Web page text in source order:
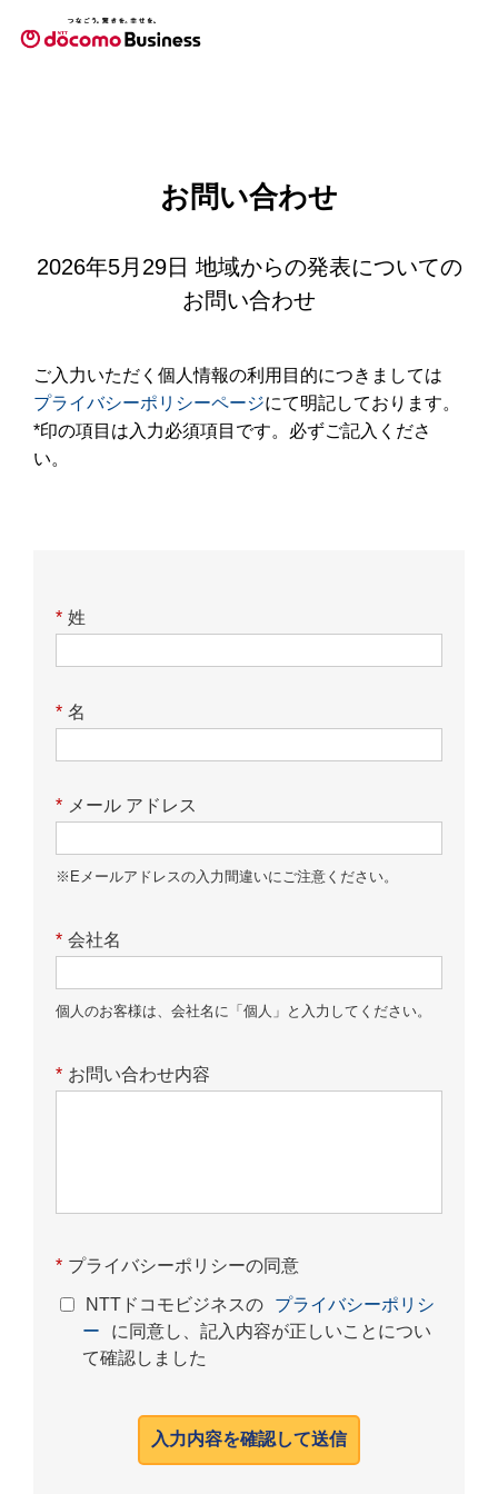
お問い合わせ
2026年5月29日 地域からの発表についての
お問い合わせ
ご入力いただく個人情報の利用目的につきましては
プライバシーポリシーページにて明記しております。
*印の項目は入力必須項目です。必ずご記入くださ
い。
* 姓
* 名
* メール アドレス
※Eメールアドレスの入力間違いにご注意ください。
* 会社名
個人のお客様は、会社名に「個人」と入力してください。
* お問い合わせ内容
* プライバシーポリシーの同意
NTTドコモビジネスの
プライバシーポリシ
ー
に同意し、記入内容が正しいことについ
て確認しました
入力内容を確認して送信